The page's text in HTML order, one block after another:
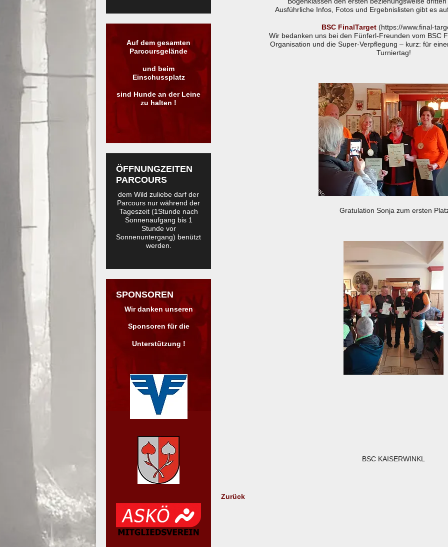
Auf dem gesamten
Parcoursgelände
und beim
Einschussplatz
sind Hunde an der Leine
zu halten !
ÖFFNUNGZEITEN
PARCOURS
dem Wild zuliebe darf der
Parcours nur während der
Tageszeit (1Stunde nach
Sonnenaufgang bis 1
Stunde vor
Sonnenuntergang) benützt
werden.
SPONSOREN
Wir danken unseren
Sponsoren für die
Unterstützung !
Ausführliche Infos, Fotos und Ergebnislisten gibt es
BSC FinalTarget (https://www.final-
Wir bedanken uns bei den Fünferl-Freunden vom BSC
Organisation und die Super-Verpflegung – kurz: für
Turniertag!
Gratulation Sonja zum ersten
BSC KAISERWINKL
Zurück